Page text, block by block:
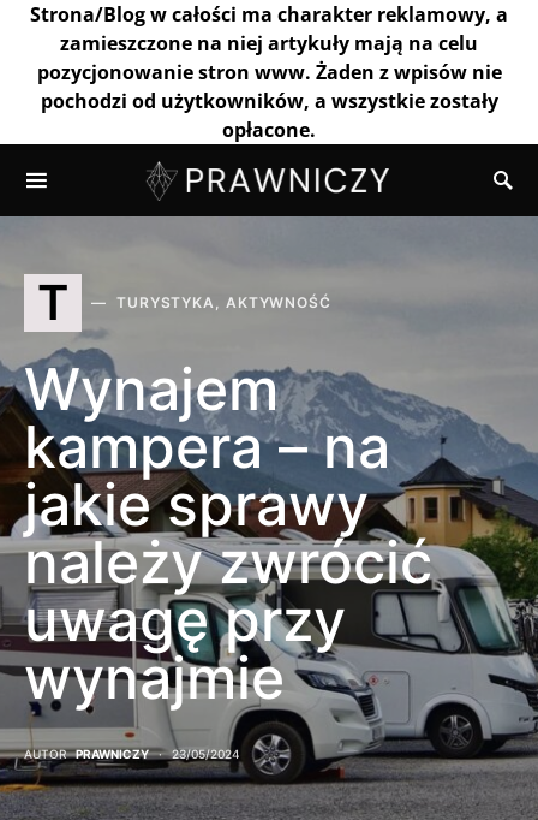
Strona/Blog w całości ma charakter reklamowy, a
zamieszczone na niej artykuły mają na celu
pozycjonowanie stron www. Żaden z wpisów nie
pochodzi od użytkowników, a wszystkie zostały
opłacone.
T TURYSTYKA, AKTYWNOŚĆ
Wynajem
kampera – na
jakie sprawy
należy zwrócić
uwagę przy
wynajmie
AUTOR PRAWNICZY 23/05/2024